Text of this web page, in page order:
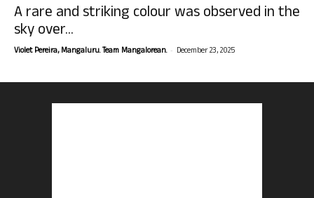
A rare and striking colour was observed in the
sky over...
Violet Pereira, Mangaluru. Team Mangalorean. - December 23, 2025